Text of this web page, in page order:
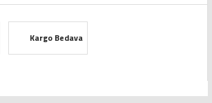
Kargo Bedava